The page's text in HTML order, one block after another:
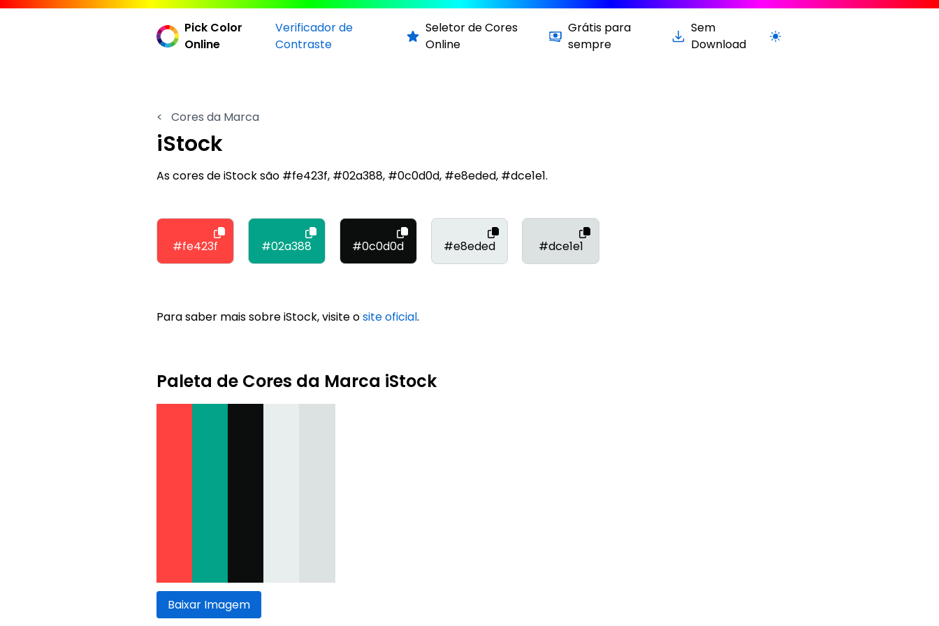
Pick Color
Online
Verificador de
Contraste
Seletor de Cores
Online
Grátis para
sempre
Sem
Download
Alternar para versão clara / escura
< Cores da Marca
iStock
As cores de iStock são #fe423f, #02a388, #0c0d0d, #e8eded, #dce1e1.
#fe423f #02a388 #0c0d0d #e8eded #dce1e1
Para saber mais sobre iStock, visite osite oficial.
Paleta de Cores da Marca iStock
Baixar Imagem